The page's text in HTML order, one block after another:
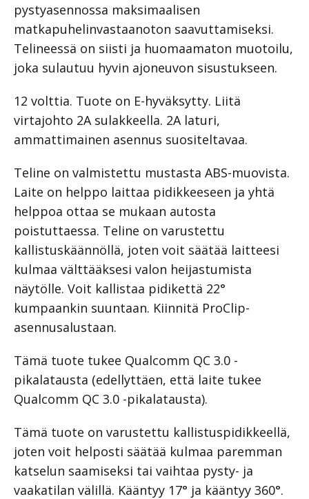
pystyasennossa maksimaalisen
matkapuhelinvastaanoton saavuttamiseksi.
Telineessä on siisti ja huomaamaton muotoilu,
joka sulautuu hyvin ajoneuvon sisustukseen.
12 volttia. Tuote on E-hyväksytty. Liitä
virtajohto 2A sulakkeella. 2A laturi,
ammattimainen asennus suositeltavaa.
Teline on valmistettu mustasta ABS-muovista.
Laite on helppo laittaa pidikkeeseen ja yhtä
helppoa ottaa se mukaan autosta
poistuttaessa. Teline on varustettu
kallistuskäännöllä, joten voit säätää laitteesi
kulmaa välttääksesi valon heijastumista
näytölle. Voit kallistaa pidikettä 22°
kumpaankin suuntaan. Kiinnitä ProClip-
asennusalustaan.
Tämä tuote tukee Qualcomm QC 3.0 -
pikalatausta (edellyttäen, että laite tukee
Qualcomm QC 3.0 -pikalatausta).
Tämä tuote on varustettu kallistuspidikkeellä,
joten voit helposti säätää kulmaa paremman
katselun saamiseksi tai vaihtaa pysty- ja
vaakatilan välillä. Kääntyy 17° ja kääntyy 360°.